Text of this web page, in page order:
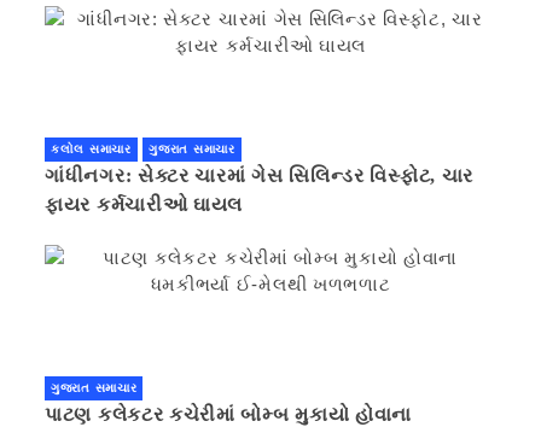
કલોલ સમાચાર ગુજરાત સમાચાર
ગાંધીનગર: સેક્ટર ચારમાં ગેસ સિલિન્ડર વિસ્ફોટ, ચાર
ફાયર કર્મચારીઓ ઘાયલ
ગુજરાત સમાચાર
પાટણ કલેકટર કચેરીમાં બોમ્બ મુકાયો હોવાના